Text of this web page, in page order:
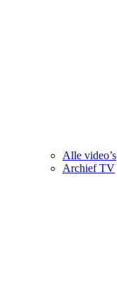
Alle video’s
Archief TV